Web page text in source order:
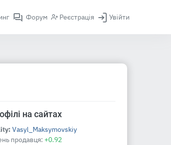
Форум Реєстрація Увійти
на сайтах
Vasyl_Maksymovskiy
продавця: +0.92